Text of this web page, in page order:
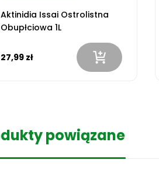
Aktinidia Issai Ostrolistna
Obupłciowa 1L
27,99 zł
powiązane